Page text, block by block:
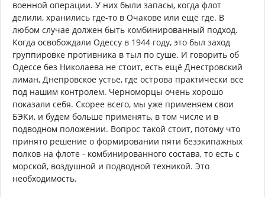
военной операции. У них были запасы, когда флот
делили, хранились где-то в Очакове или ещё где. В
любом случае должен быть комбинированный подход.
Когда освобождали Одессу в 1944 году, это был заход
группировке противника в тыл по суше. И говорить об
Одессе без Николаева не стоит, есть ещё Днестровский
лиман, Днепровское устье, где острова практически все
под нашим контролем. Черноморцы очень хорошо
показали себя. Скорее всего, мы уже применяем свои
БЭКи, и будем больше применять, в том числе и в
подводном положении. Вопрос такой стоит, потому что
принято решение о формировании пяти безэкипажных
полков на флоте - комбинированного состава, то есть с
морской, воздушной и подводной техникой. Это
необходимость.